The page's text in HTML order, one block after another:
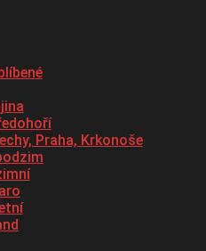
Praha, Krkonoše